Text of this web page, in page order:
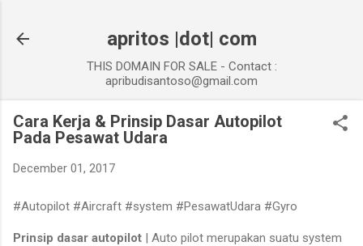
apritos |dot| com
THIS DOMAIN FOR SALE - Contact :
apribudisantoso@gmail.com
Cara Kerja & Prinsip Dasar Autopilot
Pada Pesawat Udara
December 01, 2017
#Autopilot #Aircraft #system #PesawatUdara #Gyro
Prinsip dasar autopilot | Auto pilot merupakan suatu system